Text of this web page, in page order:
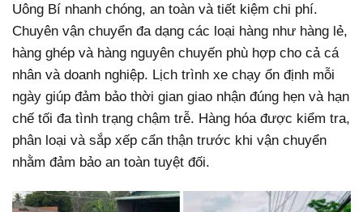
Uông Bí nhanh chóng, an toàn và tiết kiệm chi phí.
Chuyên vận chuyển đa dạng các loại hàng như hàng lẻ,
hàng ghép và hàng nguyên chuyến phù hợp cho cả cá
nhân và doanh nghiệp. Lịch trình xe chạy ổn định mỗi
ngày giúp đảm bảo thời gian giao nhận đúng hẹn và hạn
chế tối đa tình trạng chậm trễ. Hàng hóa được kiểm tra,
phân loại và sắp xếp cẩn thận trước khi vận chuyển
nhằm đảm bảo an toàn tuyệt đối.